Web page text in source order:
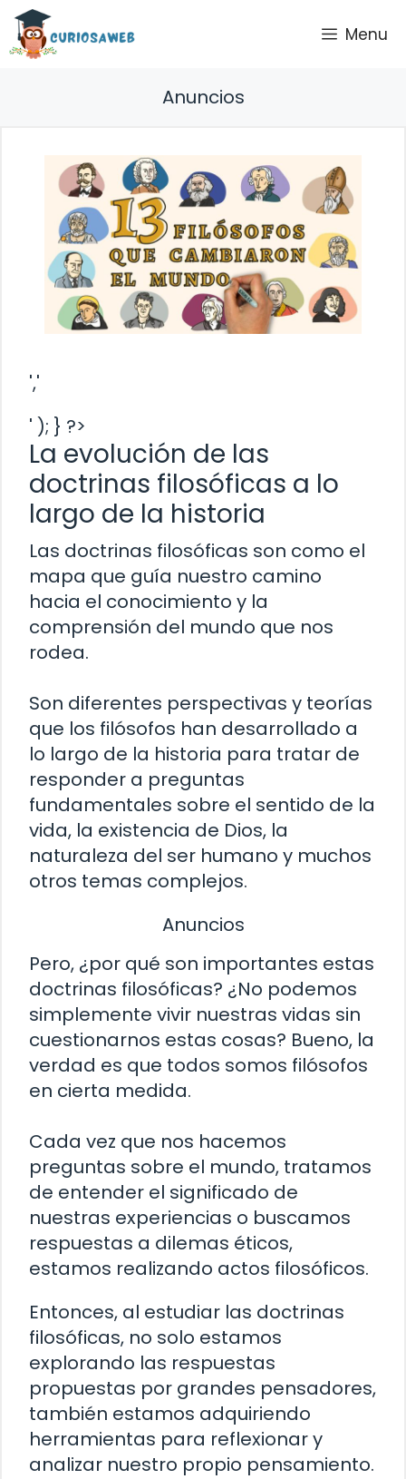
Saltar
contenido
Menu
Anuncios
','
' ); } ?>
La evolución de las
doctrinas filosóficas a lo
largo de la historia
Las doctrinas filosóficas son como el
mapa que guía nuestro camino
hacia el conocimiento y la
comprensión del mundo que nos
rodea.
Son diferentes perspectivas y teorías
que los filósofos han desarrollado a
lo largo de la historia para tratar de
responder a preguntas
fundamentales sobre el sentido de la
vida, la existencia de Dios, la
naturaleza del ser humano y muchos
otros temas complejos.
Anuncios
Pero, ¿por qué son importantes estas
doctrinas filosóficas? ¿No podemos
simplemente vivir nuestras vidas sin
cuestionarnos estas cosas? Bueno, la
verdad es que todos somos filósofos
en cierta medida.
Cada vez que nos hacemos
preguntas sobre el mundo, tratamos
de entender el significado de
nuestras experiencias o buscamos
respuestas a dilemas éticos,
estamos realizando actos filosóficos.
Entonces, al estudiar las doctrinas
filosóficas, no solo estamos
explorando las respuestas
propuestas por grandes pensadores,
también estamos adquiriendo
herramientas para reflexionar y
analizar nuestro propio pensamiento.